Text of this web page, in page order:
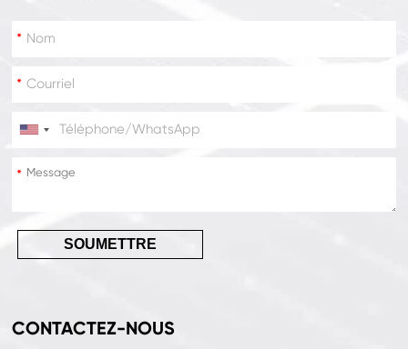
*
*
*
*
SOUMETTRE
CONTACTEZ-NOUS